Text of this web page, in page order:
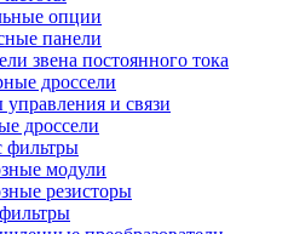
опции
панели
звена постоянного тока
дроссели
и связи
дроссели
фильтры
модули
резисторы